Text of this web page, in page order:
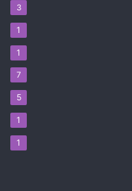
3
1
1
7
5
1
1